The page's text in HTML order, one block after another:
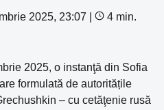
2025, 23:07
4 min.
2025, o instanţă din Sofia
formulată de autoritățile
– cu cetăţenie rusă